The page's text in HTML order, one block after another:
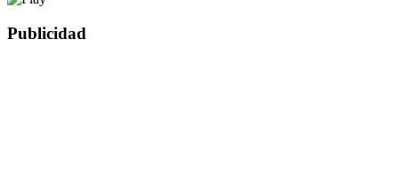
Publicidad